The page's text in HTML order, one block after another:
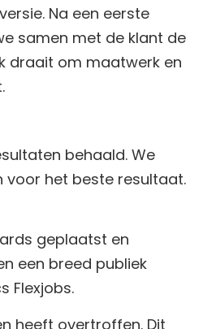
Na een eerste
samen met de klant de
draait om maatwerk en
behaald. We
voor het beste resultaat.
geplaatst en
een breed publiek
Flexjobs.
heeft overtroffen. Dit